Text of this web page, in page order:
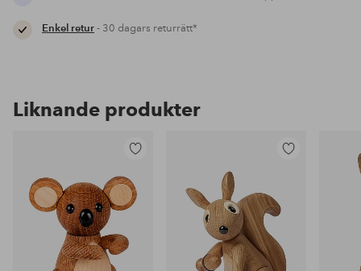
Enkel retur- 30 dagars returrätt*
Liknande produkter
till
i
favoriter